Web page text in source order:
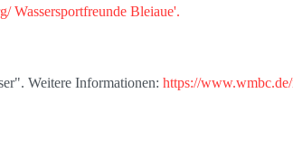
Wassersportfreunde Bleiaue'.
Weitere Informationen: https://